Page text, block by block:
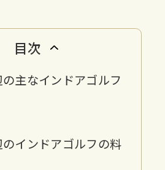
目次
主なインドアゴルフ
インドアゴルフの料